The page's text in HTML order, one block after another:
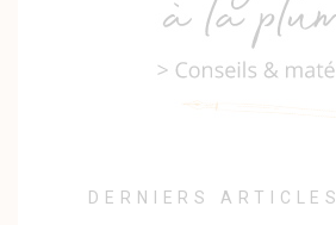
DERNIERS ARTICLES